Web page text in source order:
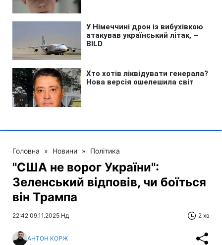
Головна » Новини » Політика
"США не ворог України":
Зеленський відповів, чи боїться
він Трампа
22:42 09.11.2025 Нд 2 хв
АНТОН КОРЖ